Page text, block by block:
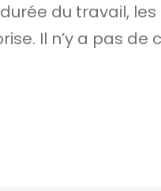
du travail,
Il n’y a pas de